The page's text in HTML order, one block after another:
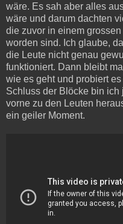
wäre. Es sah aber alles
wäre und darum dachten
die zuvor in einem
worden sind. Ich glaube,
die Leute nicht genau
funktioniert. Dann bleibt
wie es geht und probiert
Schluss der Blöcke bin
vorne zu den Leuten
ein geiler Moment.